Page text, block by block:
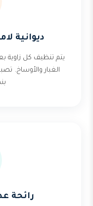
ديوانية
يتم تنظيف كل زاوية
الغبار والأوساخ.
رائحة